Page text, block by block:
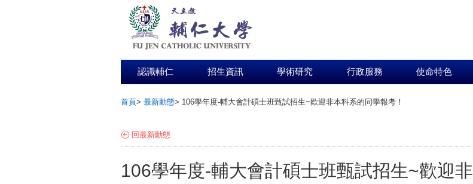
認識輔仁 招生資訊 學術研究 行政服務 使命特色
首頁> 最新動態> 106學年度-輔大會計碩士班甄試招生~歡迎非本科系的同學報考！
回最新動態
106學年度-輔大會計碩士班甄試招生~歡迎非